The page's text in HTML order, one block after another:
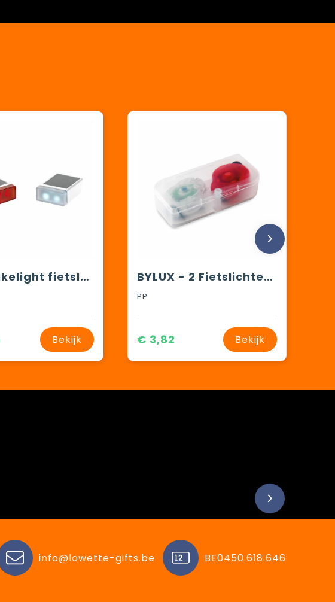
Solar Bikelight fietslampjes
Bekijk
BYLUX - 2 Fietslichten in PP doos
PP
€ 3,82 Bekijk
info@lowette-gifts.be BE0450.618.646